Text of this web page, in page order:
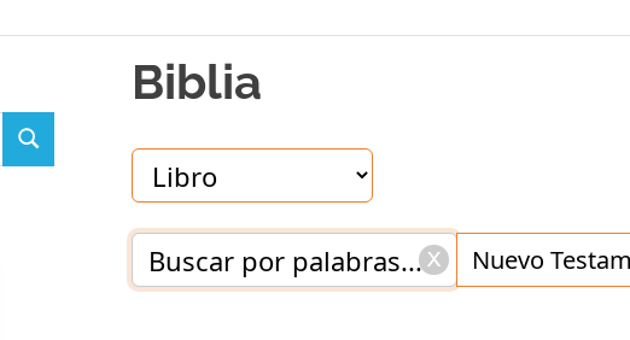
Biblia
x
Buscar